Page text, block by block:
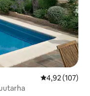
4,92 (107)